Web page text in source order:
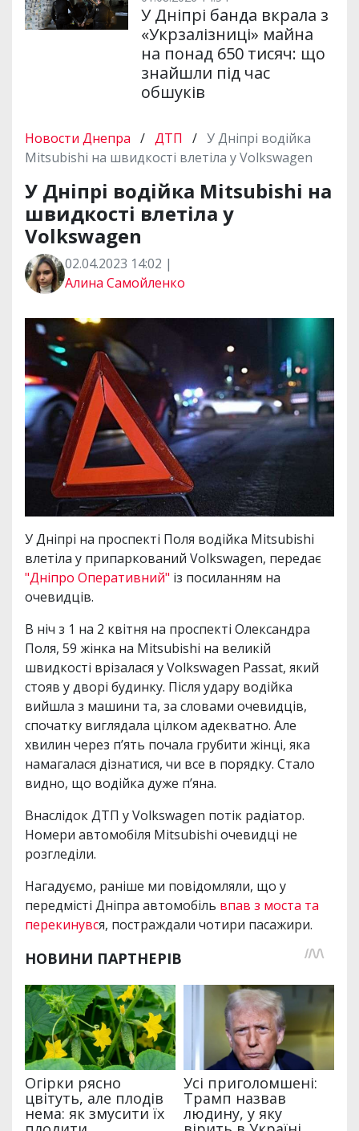
У Дніпрі банда вкрала з
«Укрзалізниці» майна
на понад 650 тисяч: що
знайшли під час
обшуків
Новости Днепра / ДТП / У Дніпрі водійка
Mitsubishi на швидкості влетіла у Volkswagen
У Дніпрі водійка Mitsubishi на
швидкості влетіла у
Volkswagen
02.04.2023 14:02 |
Алина Самойленко
У Дніпрі на проспекті Поля водійка Mitsubishi
влетіла у припаркований Volkswagen, передає
"Дніпро Оперативний" із посиланням на
очевидців.
В ніч з 1 на 2 квітня на проспекті Олександра
Поля, 59 жінка на Mitsubishi на великій
швидкості врізалася у Volkswagen Passat, який
стояв у дворі будинку. Після удару водійка
вийшла з машини та, за словами очевидців,
спочатку виглядала цілком адекватно. Але
хвилин через п’ять почала грубити жінці, яка
намагалася дізнатися, чи все в порядку. Стало
видно, що водійка дуже п’яна.
Внаслідок ДТП у Volkswagen потік радіатор.
Номери автомобіля Mitsubishi очевидці не
розгледіли.
Нагадуємо, раніше ми повідомляли, що у
передмісті Дніпра автомобіль впав з моста та
перекинувся, постраждали чотири пасажири.